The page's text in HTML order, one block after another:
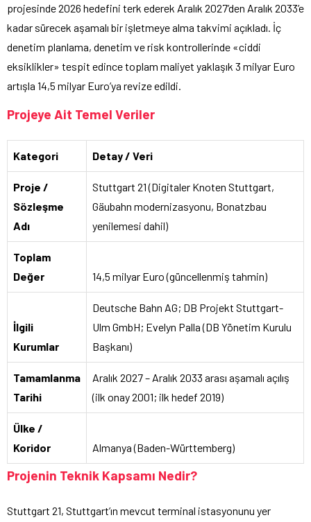
projesinde 2026 hedefini terk ederek Aralık 2027’den Aralık 2033’e
kadar sürecek aşamalı bir işletmeye alma takvimi açıkladı. İç
denetim planlama, denetim ve risk kontrollerinde «ciddi
eksiklikler» tespit edince toplam maliyet yaklaşık 3 milyar Euro
artışla 14,5 milyar Euro’ya revize edildi.
Projeye Ait Temel Veriler
Kategori Detay / Veri
Proje /
Sözleşme
Adı
Stuttgart 21 (Digitaler Knoten Stuttgart,
Gäubahn modernizasyonu, Bonatzbau
yenilemesi dahil)
Toplam
Değer
14,5 milyar Euro (güncellenmiş tahmin)
İlgili
Kurumlar
Deutsche Bahn AG; DB Projekt Stuttgart-
Ulm GmbH; Evelyn Palla (DB Yönetim Kurulu
Başkanı)
Tamamlanma
Tarihi
Aralık 2027 – Aralık 2033 arası aşamalı açılış
(ilk onay 2001; ilk hedef 2019)
Ülke /
Koridor
Almanya (Baden-Württemberg)
Projenin Teknik Kapsamı Nedir?
Stuttgart 21, Stuttgart’ın mevcut terminal istasyonunu yer